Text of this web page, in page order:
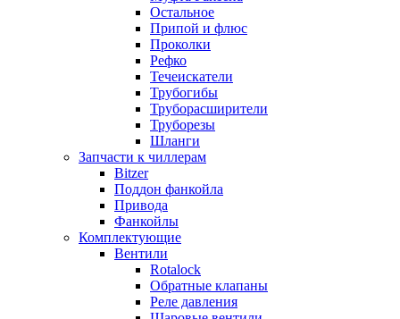
Остальное
Припой и флюс
Проколки
Рефко
Течеискатели
Трубогибы
Труборасширители
Труборезы
Шланги
Запчасти к чиллерам
Bitzer
Поддон фанкойла
Привода
Фанкойлы
Комплектующие
Вентили
Rotalock
Обратные клапаны
Реле давления